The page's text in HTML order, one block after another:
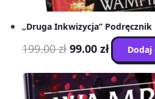
„Druga Inkwizycja”
199.00zł
Pierwotna
wynosiła:
99.00 zł
cena
wynosi: